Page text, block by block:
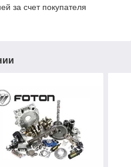
за счет покупателя